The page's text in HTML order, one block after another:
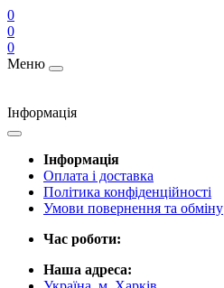
0
0
0
Меню
Інформація
Інформація
Оплата і доставка
Політика конфіденційності
Умови повернення та обміну
Час роботи:
Наша адреса: